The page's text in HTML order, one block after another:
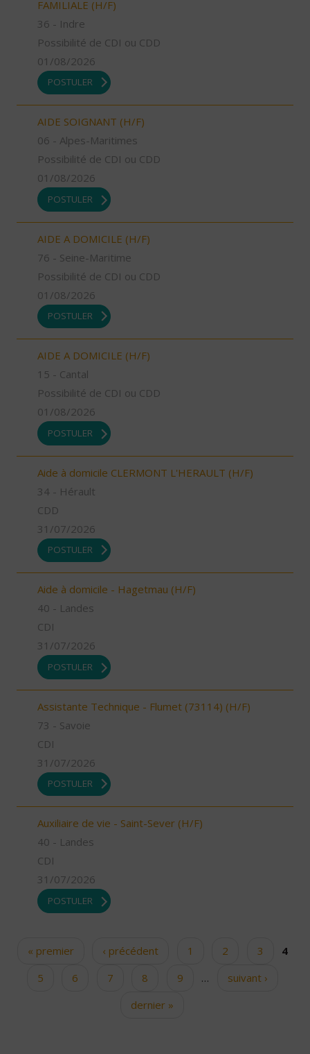
FAMILIALE (H/F)
36 - Indre
Possibilité de CDI ou CDD
01/08/2026
POSTULER
AIDE SOIGNANT (H/F)
06 - Alpes-Maritimes
Possibilité de CDI ou CDD
01/08/2026
POSTULER
AIDE A DOMICILE (H/F)
76 - Seine-Maritime
Possibilité de CDI ou CDD
01/08/2026
POSTULER
AIDE A DOMICILE (H/F)
15 - Cantal
Possibilité de CDI ou CDD
01/08/2026
POSTULER
Aide à domicile CLERMONT L'HERAULT (H/F)
34 - Hérault
CDD
31/07/2026
POSTULER
Aide à domicile - Hagetmau (H/F)
40 - Landes
CDI
31/07/2026
POSTULER
Assistante Technique - Flumet (73114) (H/F)
73 - Savoie
CDI
31/07/2026
POSTULER
Auxiliaire de vie - Saint-Sever (H/F)
40 - Landes
CDI
31/07/2026
POSTULER
Pages« premier ‹ précédent 1 2 3
4
5
6 7 8 9 …
suivant ›
dernier »